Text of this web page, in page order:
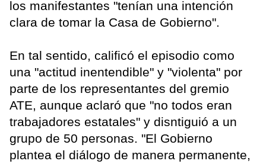
los manifestantes "tenían una intención
clara de tomar la Casa de Gobierno".
En tal sentido, calificó el episodio como
una "actitud inentendible" y "violenta" por
parte de los representantes del gremio
ATE, aunque aclaró que "no todos eran
trabajadores estatales" y disntiguió a un
grupo de 50 personas. "El Gobierno
plantea el diálogo de manera permanente,